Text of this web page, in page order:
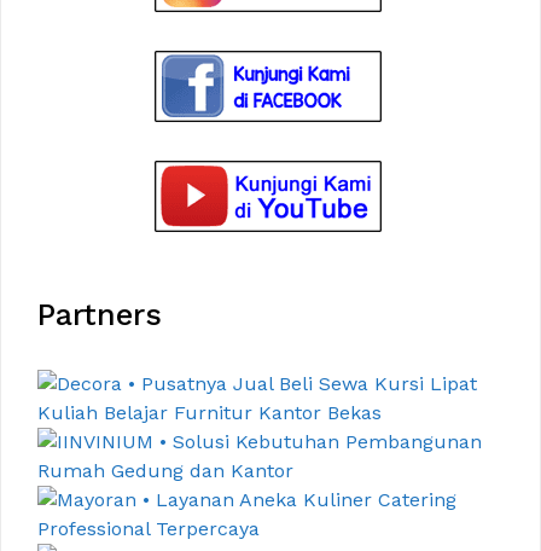
Partners